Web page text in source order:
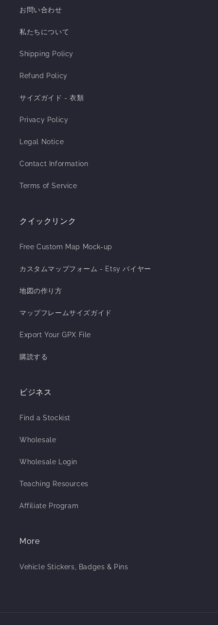
お問い合わせ
私たちについて
Shipping Policy
Refund Policy
サイズガイド - 衣類
Privacy Policy
Legal Notice
Contact Information
Terms of Service
クイックリンク
Free Custom Map Mock-up
カスタムマップフォーム - Etsy バイヤー
地図の作り方
マップフレームサイズガイド
Export Your GPX File
購読する
ビジネス
Find a Stockist
Wholesale
Wholesale Login
Teaching Resources
Affiliate Program
More
Vehicle Stickers, Badges & Pins